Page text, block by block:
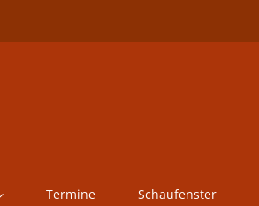
Termine Schaufenster